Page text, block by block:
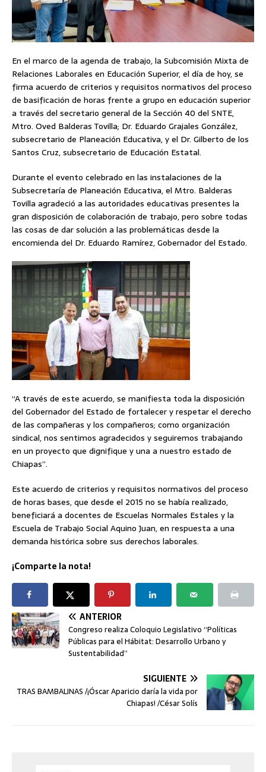
En el marco de la agenda de trabajo, la Subcomisión Mixta de
Relaciones Laborales en Educación Superior, el día de hoy, se
firma acuerdo de criterios y requisitos normativos del proceso
de basificación de horas frente a grupo en educación superior
a través del secretario general de la Sección 40 del SNTE,
Mtro. Oved Balderas Tovilla; Dr. Eduardo Grajales González,
subsecretario de Planeación Educativa, y el Dr. Gilberto de los
Santos Cruz, subsecretario de Educación Estatal.
Durante el evento celebrado en las instalaciones de la
Subsecretaría de Planeación Educativa, el Mtro. Balderas
Tovilla agradeció a las autoridades educativas presentes la
gran disposición de colaboración de trabajo, pero sobre todas
las cosas de dar solución a las problemáticas desde la
encomienda del Dr. Eduardo Ramírez, Gobernador del Estado.
“A través de este acuerdo, se manifiesta toda la disposición
del Gobernador del Estado de fortalecer y respetar el derecho
de las compañeras y los compañeros; como organización
sindical, nos sentimos agradecidos y seguiremos trabajando
en un proyecto que dignifique y una a nuestro estado de
Chiapas”.
Este acuerdo de criterios y requisitos normativos del proceso
de horas bases, que desde el 2015 no se había realizado,
beneficiará a docentes de Escuelas Normales Estales y la
Escuela de Trabajo Social Aquino Juan, en respuesta a una
demanda histórica sobre sus derechos laborales.
¡Comparte la nota!
ANTERIOR
Congreso realiza Coloquio Legislativo “Políticas
Públicas para el Hábitat: Desarrollo Urbano y
Sustentabilidad”
SIGUIENTE
TRAS BAMBALINAS /¡Óscar Aparicio daría la vida por
Chiapas! /César Solís